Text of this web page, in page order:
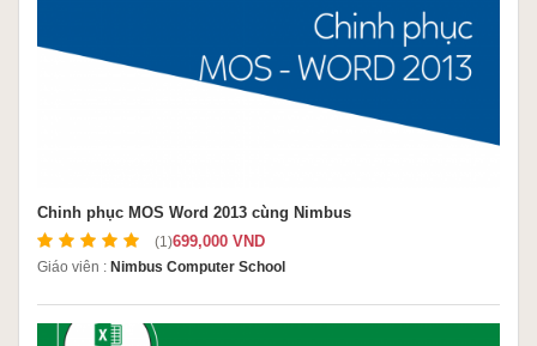
Chinh phục MOS Word 2013 cùng Nimbus
(1)699,000 VND
Giáo viên : Nimbus Computer School